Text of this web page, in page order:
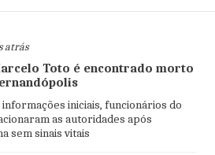
atrás
Toto é encontrado morto
iniciais, funcionários do
as autoridades após
sem sinais vitais